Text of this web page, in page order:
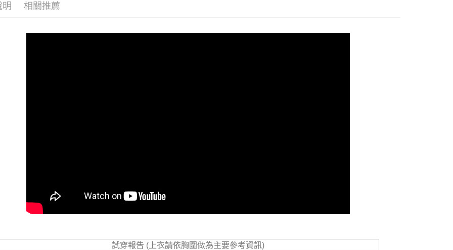
２．關於個人資料處理事宜，請瀏覽以下網址：
海外宅配
明 相關推薦
試穿報告 (上衣請依胸圍做為主要參考資訊)